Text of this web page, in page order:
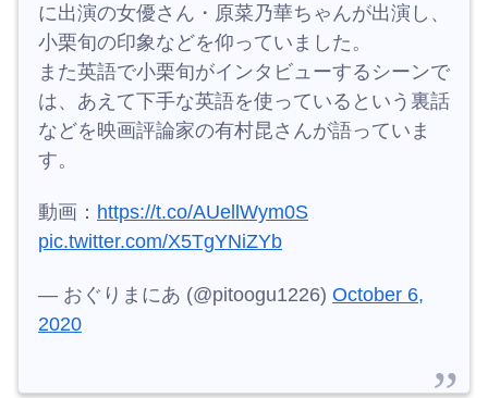
に出演の女優さん・原菜乃華ちゃんが出演し、
小栗旬の印象などを仰っていました。
また英語で小栗旬がインタビューするシーンで
は、あえて下手な英語を使っているという裏話
などを映画評論家の有村昆さんが語っていま
す。
動画： https://t.co/AUellWym0S
pic.twitter.com/X5TgYNiZYb
— おぐりまにあ (@pitoogu1226) October 6,
2020